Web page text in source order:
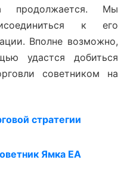
продолжается. Мы
к его
Вполне возможно,
удастся добиться
советником на
стратегии
Ямка ЕА